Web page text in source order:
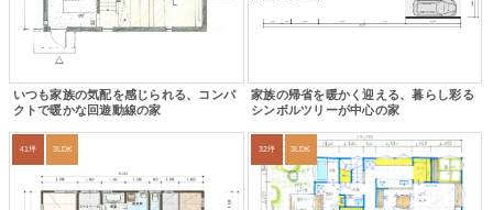
いつも家族の気配を感じられる、コンパ
クトで暖かな回遊動線の家
家族の帰省を暖かく迎える、暮らし彩る
シンボルツリーが中心の家
41坪 3LDK 32坪 3LDK